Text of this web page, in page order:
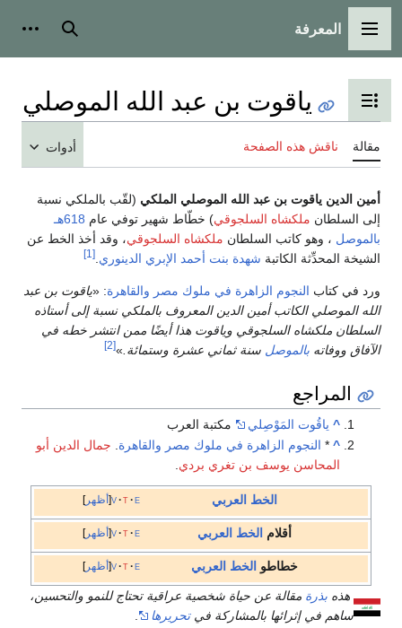
القائمة الرئيسية
المعرفة بحث
تبديل عرض جدول المحتويات
ياقوت بن عبد الله الموصلي
مقالة ناقش هذه الصفحة أدوات
أمين الدين ياقوت بن عبد الله الموصلي الملكي (لقّب بالملكي نسبة
إلى السلطان ملكشاه السلجوقي) خطّاط شهير توفي عام 618هـ
بالموصل ، وهو كاتب السلطان ملكشاه السلجوقي، وقد أخذ الخط عن
الشيخة المحدِّثة الكاتبة شهدة بنت أحمد الإبري الدينوري [1]
ورد في كتاب النجوم الزاهرة في ملوك مصر والقاهرة: «ياقوت بن عبد
الله الموصلي الكاتب أمين الدين المعروف بالملكي نسبة إلى أستاذه
السلطان ملكشاه السلجوقي وياقوت هذا أيضًا ممن انتشر خطه في
الآفاق ووفاته بالموصل سنة ثماني عشرة وستمائة. »
[2]
المراجع
^ ياقُوت المَوْصِلي
مكتبة العرب
^
* النجوم الزاهرة في ملوك مصر والقاهرة
جمال الدين أبو
المحاسن يوسف بن تغري بردي
أظهر v t e الخط العربي
أظهر v t e أقلام الخط العربي
أظهر v t e خطاطو الخط العربي
هذه بذرة مقالة عن حياة شخصية عراقية تحتاج للنمو والتحسين،
ساهم في إثرائها بالمشاركة فيتحريرها .